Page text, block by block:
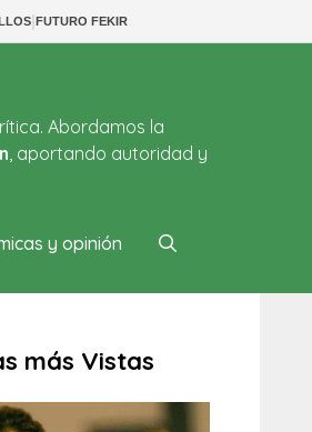
|FUTURO FEKIR
Abordamos la
, aportando autoridad y
y opinión
más Vistas